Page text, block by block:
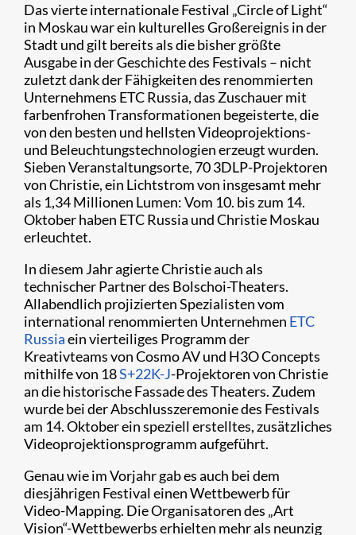
Das vierte internationale Festival „Circle of Light“
in Moskau war ein kulturelles Großereignis in der
Stadt und gilt bereits als die bisher größte
Ausgabe in der Geschichte des Festivals – nicht
zuletzt dank der Fähigkeiten des renommierten
Unternehmens ETC Russia, das Zuschauer mit
farbenfrohen Transformationen begeisterte, die
von den besten und hellsten Videoprojektions-
und Beleuchtungstechnologien erzeugt wurden.
Sieben Veranstaltungsorte, 70 3DLP-Projektoren
von Christie, ein Lichtstrom von insgesamt mehr
als 1,34 Millionen Lumen: Vom 10. bis zum 14.
Oktober haben ETC Russia und Christie Moskau
erleuchtet.
In diesem Jahr agierte Christie auch als
technischer Partner des Bolschoi-Theaters.
Allabendlich projizierten Spezialisten vom
international renommierten Unternehmen ETC
Russiaein vierteiliges Programm der
Kreativteams von Cosmo AV und H3O Concepts
mithilfe von 18S+22K-J-Projektoren von Christie
an die historische Fassade des Theaters. Zudem
wurde bei der Abschlusszeremonie des Festivals
am 14. Oktober ein speziell erstelltes, zusätzliches
Videoprojektionsprogramm aufgeführt.
Genau wie im Vorjahr gab es auch bei dem
diesjährigen Festival einen Wettbewerb für
Video-Mapping. Die Organisatoren des „Art
Vision“-Wettbewerbs erhielten mehr als neunzig